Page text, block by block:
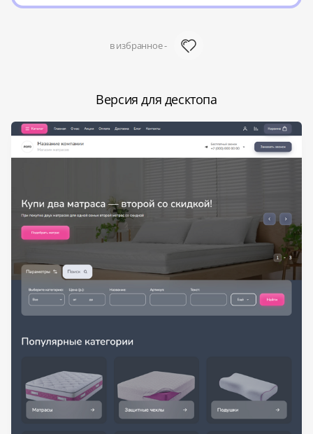
в избранное -
Версия для десктопа